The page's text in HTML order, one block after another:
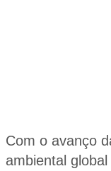
Com o avanço
ambiental